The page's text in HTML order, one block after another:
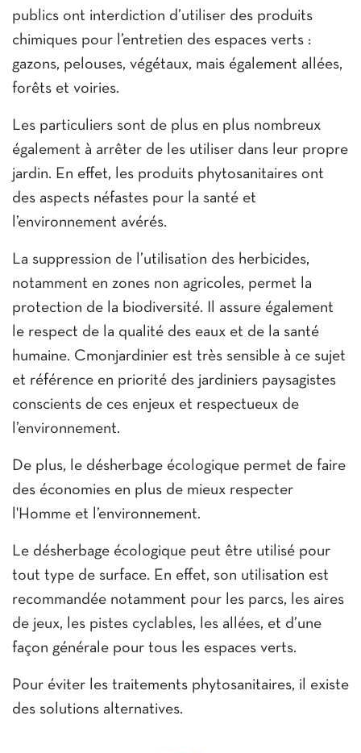
publics ont interdiction d’utiliser des produits
chimiques pour l’entretien des espaces verts :
gazons, pelouses, végétaux, mais également allées,
forêts et voiries.
Les particuliers sont de plus en plus nombreux
également à arrêter de les utiliser dans leur propre
jardin. En effet, les produits phytosanitaires ont
des aspects néfastes pour la santé et
l’environnement avérés.
La suppression de l’utilisation des herbicides,
notamment en zones non agricoles, permet la
protection de la biodiversité. Il assure également
le respect de la qualité des eaux et de la santé
humaine. Cmonjardinier est très sensible à ce sujet
et référence en priorité des jardiniers paysagistes
conscients de ces enjeux et respectueux de
l’environnement.
De plus, le désherbage écologique permet de faire
des économies en plus de mieux respecter
l'Homme et l’environnement.
Le désherbage écologique peut être utilisé pour
tout type de surface. En effet, son utilisation est
recommandée notamment pour les parcs, les aires
de jeux, les pistes cyclables, les allées, et d’une
façon générale pour tous les espaces verts.
Pour éviter les traitements phytosanitaires, il existe
des solutions alternatives.